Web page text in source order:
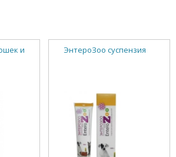
и
ЭнтероЗоо суспензия